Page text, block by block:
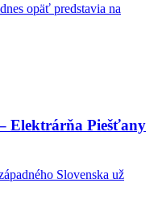
opäť predstavia na
Elektrárňa Piešťany
Slovenska už